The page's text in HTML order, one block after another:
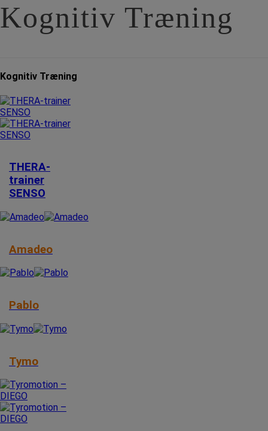
Kognitiv Træning
Kognitiv Træning
THERA-
trainer
SENSO
Amadeo
Pablo
Tymo